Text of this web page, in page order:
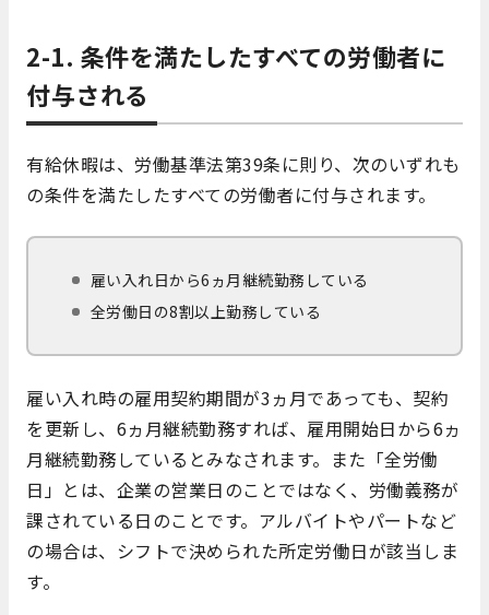
2-1. 条件を満たしたすべての労働者に
付与される
有給休暇は、労働基準法第39条に則り、次のいずれも
の条件を満たしたすべての労働者に付与されます。
雇い入れ日から6ヵ月継続勤務している
全労働日の8割以上勤務している
雇い入れ時の雇用契約期間が3ヵ月であっても、契約
を更新し、6ヵ月継続勤務すれば、雇用開始日から6ヵ
月継続勤務しているとみなされます。また「全労働
日」とは、企業の営業日のことではなく、労働義務が
課されている日のことです。アルバイトやパートなど
の場合は、シフトで決められた所定労働日が該当しま
す。